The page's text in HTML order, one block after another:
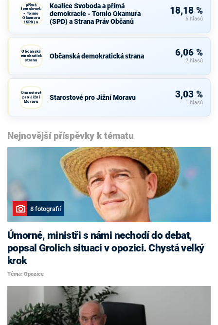
přímá
demokracie
- Tomio
Okamura
(SPD) a
Strana Práv
Koalice Svoboda a přímá
demokracie - Tomio Okamura
(SPD) a Strana Práv Občanů
18,18 %
6 hlasů
Občanská
demokratická
strana
Občanská demokratická strana 6,06 %
2 hlasů
Starostové
pro Jižní
Moravu
Starostové pro Jižní Moravu 3,03 %
1 hlasů
Nejnovější příspěvky k tématu
8 fotografií
Úmorné, ministři s námi nechodí do debat,
popsal Grolich situaci v opozici. Chystá velký
krok
Téma: Opozice